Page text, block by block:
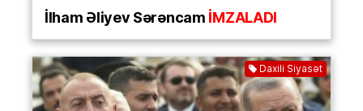
İlham Əliyev SərəncamİMZALADI
Daxili Siyasət